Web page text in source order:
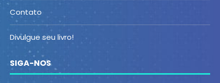
Contato
Divulgue seu livro!
SIGA-NOS